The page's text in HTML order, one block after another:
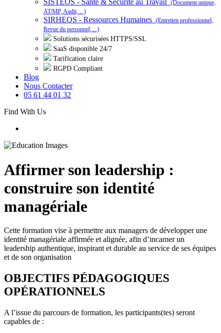
SISTEOS - Santé & Sécurité au Travail
(Document unique,
AT/MP, Audit, ...)
SIRHEOS - Ressources Humaines (Entretien professionnel,
Revue du personnel, ...)
Solutions sécurisées HTTPS/SSL
SaaS disponible 24/7
Tarification claire
RGPD Compliant
Blog
Nous Contacter
05 61 44 01 32
Find With Us
Affirmer son leadership :
construire son identité
managériale
Cette formation vise à permettre aux managers de développer une
identité managériale affirmée et alignée, afin d’incarner un
leadership authentique, inspirant et durable au service de ses équipes
et de son organisation
OBJECTIFS PÉDAGOGIQUES
OPÉRATIONNELS
A l’issue du parcours de formation, les participants(tes) seront
capables de :